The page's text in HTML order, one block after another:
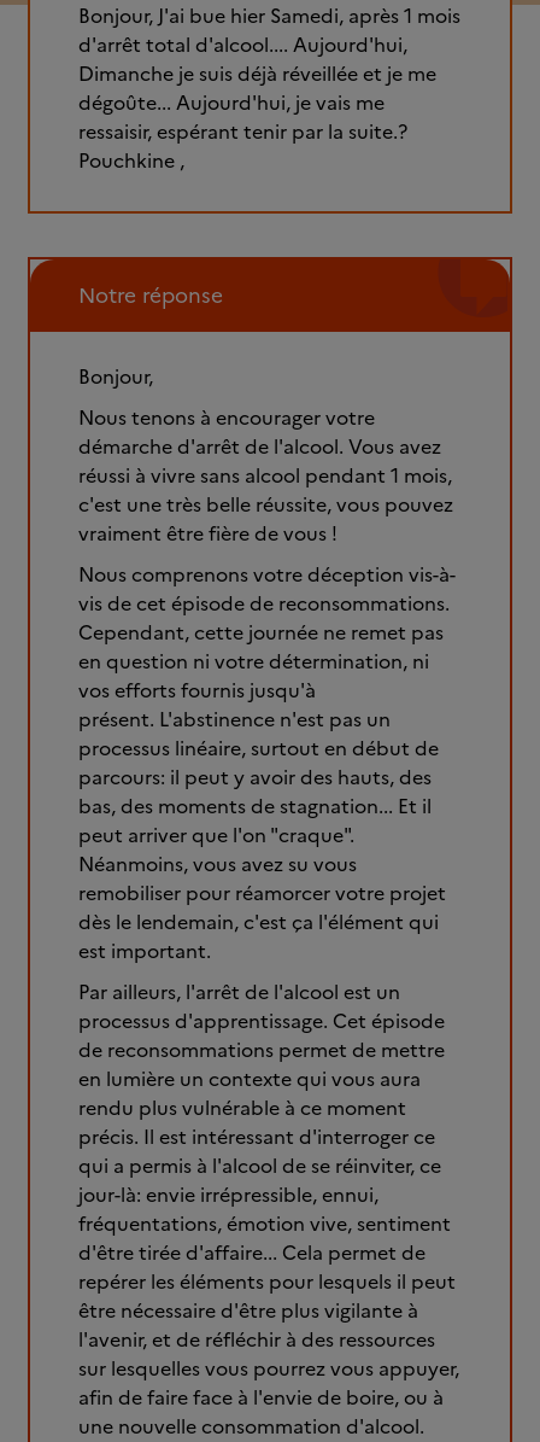
Bonjour, J'ai bue hier Samedi, après 1 mois
d'arrêt total d'alcool.... Aujourd'hui,
Dimanche je suis déjà réveillée et je me
dégoûte... Aujourd'hui, je vais me
ressaisir, espérant tenir par la suite.?
Pouchkine ,
Notre réponse
Bonjour,
Nous tenons à encourager votre
démarche d'arrêt de l'alcool. Vous avez
réussi à vivre sans alcool pendant 1 mois,
c'est une très belle réussite, vous pouvez
vraiment être fière de vous !
Nous comprenons votre déception vis-à-
vis de cet épisode de reconsommations.
Cependant, cette journée ne remet pas
en question ni votre détermination, ni
vos efforts fournis jusqu'à
présent. L'abstinence n'est pas un
processus linéaire, surtout en début de
parcours: il peut y avoir des hauts, des
bas, des moments de stagnation... Et il
peut arriver que l'on "craque".
Néanmoins, vous avez su vous
remobiliser pour réamorcer votre projet
dès le lendemain, c'est ça l'élément qui
est important.
Par ailleurs, l'arrêt de l'alcool est un
processus d'apprentissage. Cet épisode
de reconsommations permet de mettre
en lumière un contexte qui vous aura
rendu plus vulnérable à ce moment
précis. Il est intéressant d'interroger ce
qui a permis à l'alcool de se réinviter, ce
jour-là: envie irrépressible, ennui,
fréquentations, émotion vive, sentiment
d'être tirée d'affaire... Cela permet de
repérer les éléments pour lesquels il peut
être nécessaire d'être plus vigilante à
l'avenir, et de réfléchir à des ressources
sur lesquelles vous pourrez vous appuyer,
afin de faire face à l'envie de boire, ou à
une nouvelle consommation d'alcool.